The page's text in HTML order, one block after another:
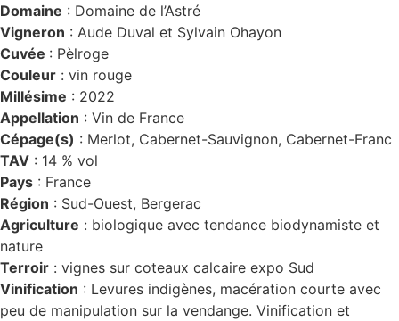
Domaine : Domaine de l’Astré
Vigneron : Aude Duval et Sylvain Ohayon
Cuvée : Pèlroge
Couleur : vin rouge
Millésime : 2022
Appellation : Vin de France
Cépage(s) : Merlot, Cabernet-Sauvignon, Cabernet-Franc
TAV : 14 % vol
Pays : France
Région : Sud-Ouest, Bergerac
Agriculture : biologique avec tendance biodynamiste et
nature
Terroir : vignes sur coteaux calcaire expo Sud
Vinification : Levures indigènes, macération courte avec
peu de manipulation sur la vendange. Vinification et